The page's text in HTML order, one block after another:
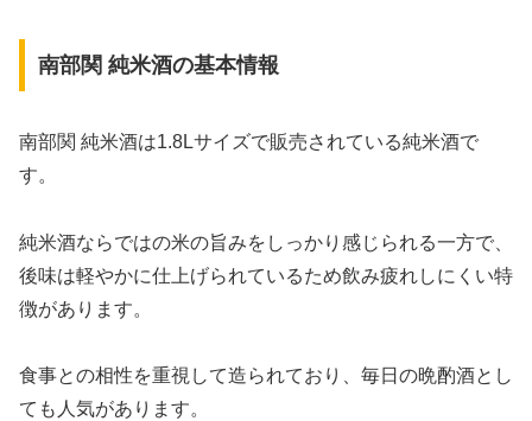
南部関 純米酒の基本情報
南部関 純米酒は1.8Lサイズで販売されている純米酒で
す。
純米酒ならではの米の旨みをしっかり感じられる一方で、
後味は軽やかに仕上げられているため飲み疲れしにくい特
徴があります。
食事との相性を重視して造られており、毎日の晩酌酒とし
ても人気があります。